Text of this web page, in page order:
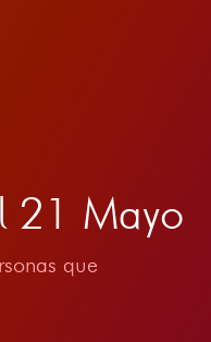
21 Mayo
que